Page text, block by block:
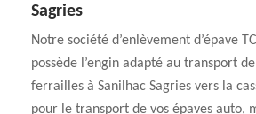
Sagries
Notre société d’enlèvement d’épave
possède l’engin adapté au transport
ferrailles à Sanilhac Sagries vers la
pour le transport de vos épaves auto,